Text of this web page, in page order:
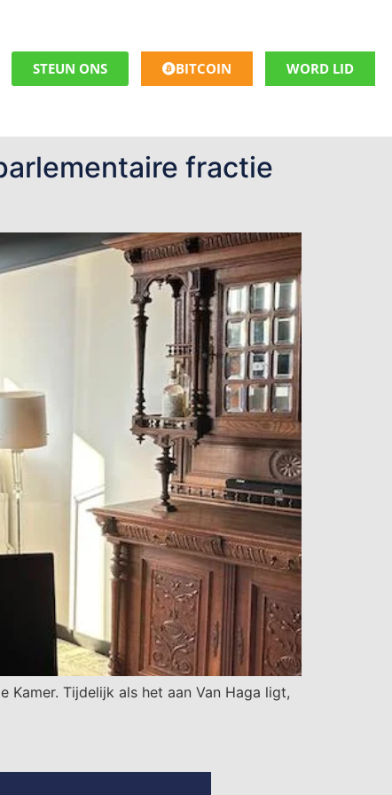
STEUN ONS BITCOIN WORD LID
fractie
Kamer. Tijdelijk als het aan Van Haga ligt,